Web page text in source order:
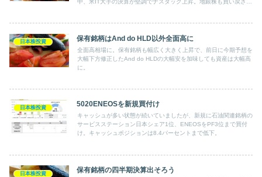
日本株投資 保有銘柄はAnd do HLD以外全面高に
全面高相場に。保有銘柄も幅広く大きく上昇で、前日に今期予想を
大幅下方修正したAnd do HLDの大幅安を加味しても資産は大幅高
に。
日本株投資 5020ENEOSを新規買付け
キャッシュが多い状態が続いていましたが、新規に石油関連銘柄の
サービスステーション日本シェア1位、ENEOSをPF3位まで買付
け。キャッシュポジションは8.4パーセントまで低下。
日本株投資 保有銘柄の四半期決算出そろう